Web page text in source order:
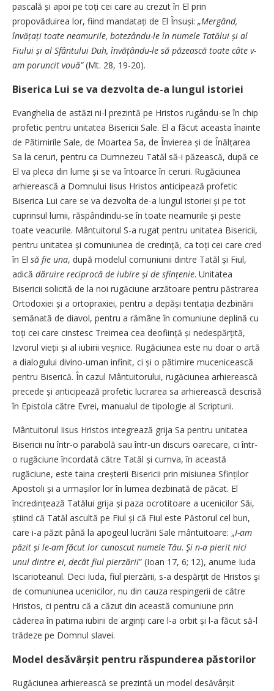
pascală și apoi pe toți cei care au crezut în El prin
propovăduirea lor, fiind mandatați de El Însuși: „Mergând,
învățați toate neamurile, botezându-le în numele Tatălui și al
Fiului și al Sfântului Duh, învățându-le să păzească toate câte v-
am poruncit vouă”(Mt. 28, 19-20).
Biserica Lui se va dezvolta de-a lungul istoriei
Evanghelia de astăzi ni-l prezintă pe Hristos rugându-se în chip
profetic pentru unitatea Bisericii Sale. El a făcut aceasta îna­inte
de Pătimirile Sale, de Moartea Sa, de Învierea și de Înălțarea
Sa la ceruri, pentru ca Dumnezeu Tatăl să-i păzească, după ce
El va pleca din lume și se va întoarce în ceruri. Rugăciunea
arhierească a Domnului Iisus Hristos anticipează profetic
Biserica Lui care se va dezvolta de-a lungul istoriei și pe tot
cuprinsul lumii, răspândindu-se în toate neamurile și peste
toate veacurile. Mântuitorul S-a rugat pentru unitatea Bisericii,
pentru unitatea și comuniunea de credință, ca toți cei care cred
în El să fie una, după modelul comuniunii dintre Tatăl și Fiul,
adică dăruire reciprocă de iubire și de sfințenie. Unitatea
Bisericii solicită de la noi rugăciune arzătoare pentru păstrarea
Ortodoxiei și a ortopraxiei, pentru a depăși tentația dezbinării
semănată de diavol, pentru a rămâne în comuniune deplină cu
toți cei care cinstesc Treimea cea deoființă și nedespărțită,
Izvorul vieții și al iubirii veșnice. Rugăciunea este nu doar o artă
a dialogului divino-uman infinit, ci și o pătimire mucenicească
pentru Biserică. În cazul Mântuitorului, rugăciunea arhierească
precede și anticipează profetic lucrarea sa arhierească descrisă
în Epistola către Evrei, manualul de ­tipologie al Scripturii.
Mântuitorul Iisus Hristos integrează grija Sa pentru unitatea
Bisericii nu într-o parabolă sau într-un discurs oarecare, ci într-
o rugăciune încordată către Tatăl și cumva, în această
rugăciune, este taina creșterii Bisericii prin misiunea Sfinților
Apostoli și a urmașilor lor în lumea dezbinată de păcat. El
încredințează Tatălui grija și paza ocrotitoare a ucenicilor Săi,
știind că Tatăl ascultă pe Fiul și că Fiul este Păstorul cel bun,
care i-a păzit până la apogeul lucrării Sale mântuitoare: „I-am
păzit și le-am făcut lor cunoscut numele Tău. Şi n-a pierit nici
unul dintre ei, decât fiul pierzării” (Ioan 17, 6; 12), anume Iuda
Iscarioteanul. Deci Iuda, fiul pierzării, s-a despărțit de Hristos şi
de comuniunea ucenicilor, nu din cauza respingerii de către
Hristos, ci pentru că a căzut din această comuniune prin
căderea în patima iubirii de arginți care l-a orbit și l-a făcut să-l
trădeze pe Domnul slavei.
Model desăvârșit pentru răspunderea păstorilor
Rugăciunea arhierească se prezintă un model desăvârșit